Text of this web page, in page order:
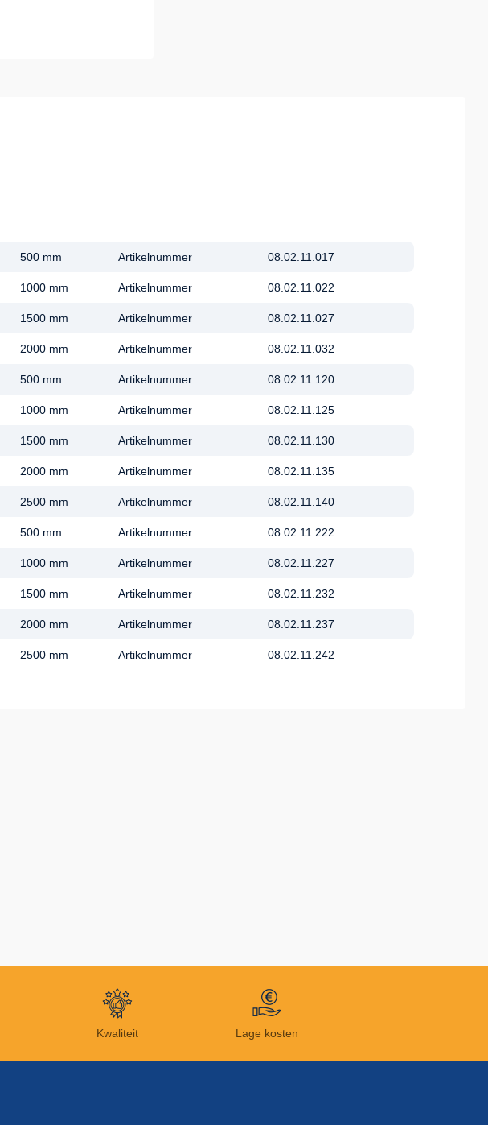
500 mm Artikelnummer 08.02.11.017
1000 mm Artikelnummer 08.02.11.022
1500 mm Artikelnummer 08.02.11.027
2000 mm Artikelnummer 08.02.11.032
500 mm Artikelnummer 08.02.11.120
1000 mm Artikelnummer 08.02.11.125
1500 mm Artikelnummer 08.02.11.130
2000 mm Artikelnummer 08.02.11.135
2500 mm Artikelnummer 08.02.11.140
500 mm Artikelnummer 08.02.11.222
1000 mm Artikelnummer 08.02.11.227
1500 mm Artikelnummer 08.02.11.232
2000 mm Artikelnummer 08.02.11.237
2500 mm Artikelnummer 08.02.11.242
Kwaliteit Lage kosten